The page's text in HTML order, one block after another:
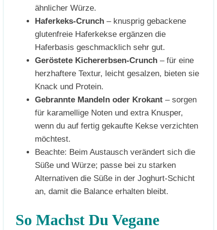
ähnlicher Würze.
Haferkeks-Crunch – knusprig gebackene
glutenfreie Haferkekse ergänzen die
Haferbasis geschmacklich sehr gut.
Geröstete Kichererbsen-Crunch – für eine
herzhaftere Textur, leicht gesalzen, bieten sie
Knack und Protein.
Gebrannte Mandeln oder Krokant – sorgen
für karamellige Noten und extra Knusper,
wenn du auf fertig gekaufte Kekse verzichten
möchtest.
Beachte: Beim Austausch verändert sich die
Süße und Würze; passe bei zu starken
Alternativen die Süße in der Joghurt-Schicht
an, damit die Balance erhalten bleibt.
So Machst Du Vegane